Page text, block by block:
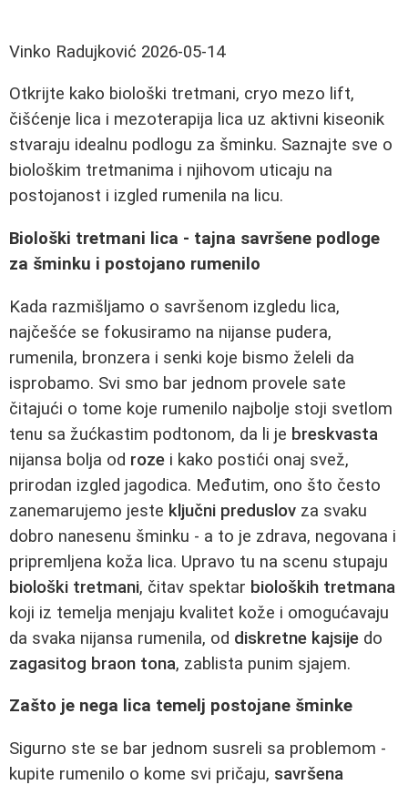
Vinko Radujković 2026-05-14
Otkrijte kako biološki tretmani, cryo mezo lift,
čišćenje lica i mezoterapija lica uz aktivni kiseonik
stvaraju idealnu podlogu za šminku. Saznajte sve o
biološkim tretmanima i njihovom uticaju na
postojanost i izgled rumenila na licu.
Biološki tretmani lica - tajna savršene podloge
za šminku i postojano rumenilo
Kada razmišljamo o savršenom izgledu lica,
najčešće se fokusiramo na nijanse pudera,
rumenila, bronzera i senki koje bismo želeli da
isprobamo. Svi smo bar jednom provele sate
čitajući o tome koje rumenilo najbolje stoji svetlom
tenu sa žućkastim podtonom, da li je breskvasta
nijansa bolja od roze i kako postići onaj svež,
prirodan izgled jagodica. Međutim, ono što često
zanemarujemo jeste ključni preduslov za svaku
dobro nanesenu šminku - a to je zdrava, negovana i
pripremljena koža lica. Upravo tu na scenu stupaju
biološki tretmani, čitav spektar bioloških tretmana
koji iz temelja menjaju kvalitet kože i omogućavaju
da svaka nijansa rumenila, od diskretne kajsije do
zagasitog braon tona, zablista punim sjajem.
Zašto je nega lica temelj postojane šminke
Sigurno ste se bar jednom susreli sa problemom -
kupite rumenilo o kome svi pričaju, savršena